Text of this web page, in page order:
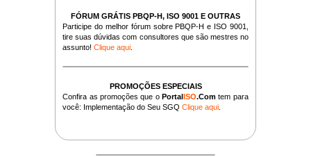
FÓRUM GRÁTIS PBQP-H, ISO 9001 E OUTRAS
Participe do melhor fórum sobre PBQP-H e ISO 9001,
tire suas dúvidas com consultores que são mestres no
assunto!Clique aqui
PROMOÇÕES ESPECIAIS
Confira as promoções que oPortalISO.Com tem para
você: Implementação do Seu SGQClique aqui